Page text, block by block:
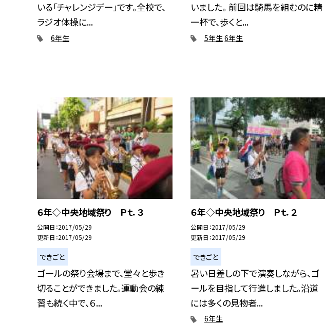
いる「チャレンジデー」です。全校で、
ラジオ体操に...
6年生
いました。 前回は騎馬を組むのに精
一杯で、歩くと...
5年生 6年生
６年◇中央地域祭り Ｐｔ．３
公開日 2017/05/29
更新日 2017/05/29
できごと
ゴールの祭り会場まで、堂々と歩き
切ることができました。運動会の練
習も続く中で、６...
６年◇中央地域祭り Ｐｔ．２
公開日 2017/05/29
更新日 2017/05/29
できごと
暑い日差しの下で演奏しながら、ゴ
ールを目指して行進しました。沿道
には多くの見物者...
6年生